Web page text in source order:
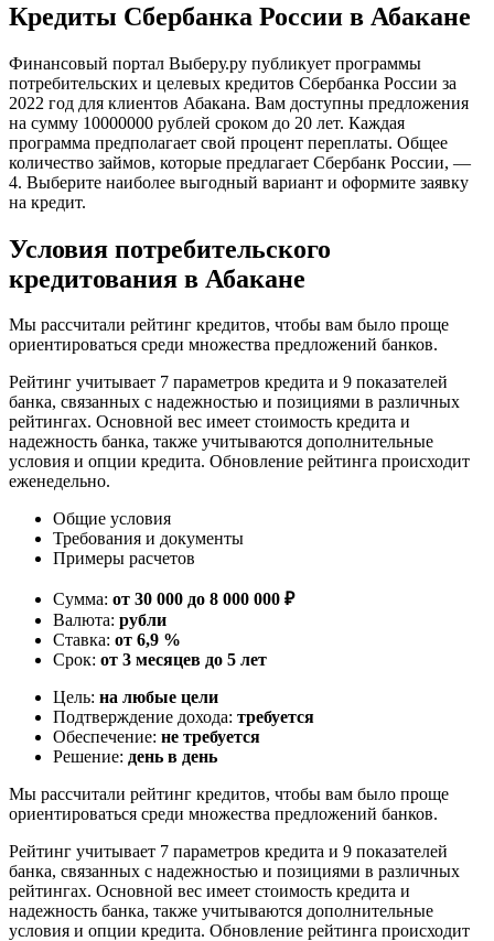
Кредиты Сбербанка России в Абакане
Финансовый портал Выберу.ру публикует программы
потребительских и целевых кредитов Сбербанка России за
2022 год для клиентов Абакана. Вам доступны предложения
на сумму 10000000 рублей сроком до 20 лет. Каждая
программа предполагает свой процент переплаты. Общее
количество займов, которые предлагает Сбербанк России, —
4. Выберите наиболее выгодный вариант и оформите заявку
на кредит.
Условия потребительского
кредитования в Абакане
Мы рассчитали рейтинг кредитов, чтобы вам было проще
ориентироваться среди множества предложений банков.
Рейтинг учитывает 7 параметров кредита и 9 показателей
банка, связанных с надежностью и позициями в различных
рейтингах. Основной вес имеет стоимость кредита и
надежность банка, также учитываются дополнительные
условия и опции кредита. Обновление рейтинга происходит
еженедельно.
Общие условия
Требования и документы
Примеры расчетов
Сумма: от 30 000 до 8 000 000 ₽
Валюта: рубли
Ставка: от 6,9 %
Срок: от 3 месяцев до 5 лет
Цель: на любые цели
Подтверждение дохода: требуется
Обеспечение: не требуется
Решение: день в день
Мы рассчитали рейтинг кредитов, чтобы вам было проще
ориентироваться среди множества предложений банков.
Рейтинг учитывает 7 параметров кредита и 9 показателей
банка, связанных с надежностью и позициями в различных
рейтингах. Основной вес имеет стоимость кредита и
надежность банка, также учитываются дополнительные
условия и опции кредита. Обновление рейтинга происходит